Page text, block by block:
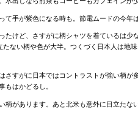
手が紫色になる時も。節電ムードの今年
けど、さすがに柄シャツを着ているは
ない柄や色が大半。つくづく日本人は地
すがに日本ではコントラストが強い柄
もはかどるし。
柄があります。あと北米も意外に目立た